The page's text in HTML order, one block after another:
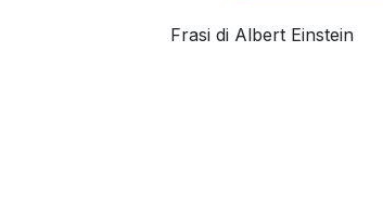
Frasi di Albert Einstein